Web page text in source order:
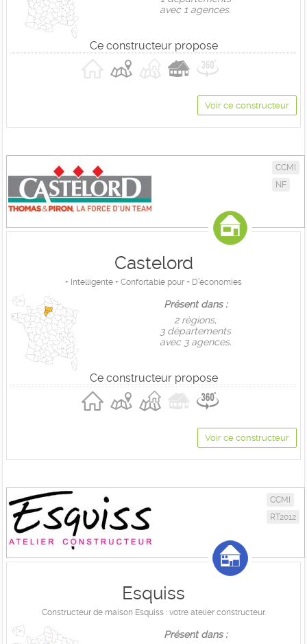
avec 1 agences.
Ce constructeur propose
Voir ce constructeur
CCMI
NF
Castelord
+ Intelligente + Confortable pour + D’économies
Présent dans :
2 règions,
3 départements
avec 3 agences.
Ce constructeur propose
Voir ce constructeur
CCMI
RT2012
Esquiss
Constructeur de maison Esquiss : votre atelier constructeur.
Présent dans :